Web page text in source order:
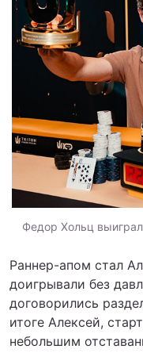
Федор Хольц
Раннер-апом стал
доигрывали без
договорились
итоге Алексей,
небольшим